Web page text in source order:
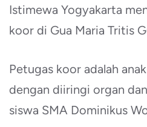
Istimewa Yogyakarta
koor di Gua Maria Tritis
Petugas koor adalah
dengan diiringi organ
siswa SMA Dominikus